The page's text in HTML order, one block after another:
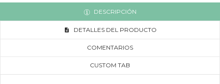
DESCRIPCIÓN
DETALLES DEL PRODUCTO
COMENTARIOS
CUSTOM TAB